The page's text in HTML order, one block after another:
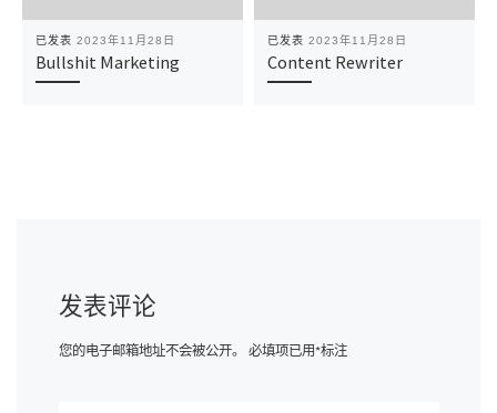
已发表 2023年11月28日
Bullshit Marketing
已发表 2023年11月28日
Content Rewriter
发表评论
您的电子邮箱地址不会被公开。 必填项已用*标注